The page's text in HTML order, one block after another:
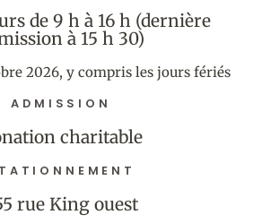
de 9 h à 16 h (dernière
à 15 h 30)
2026, y compris les jours fériés
ADMISSION
charitable
rue King ouest